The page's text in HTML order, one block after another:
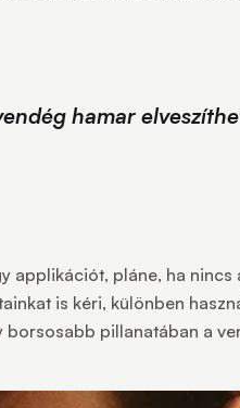
hamar
applikációt, pláne, ha nincs
is kéri, különben
pillanatában a